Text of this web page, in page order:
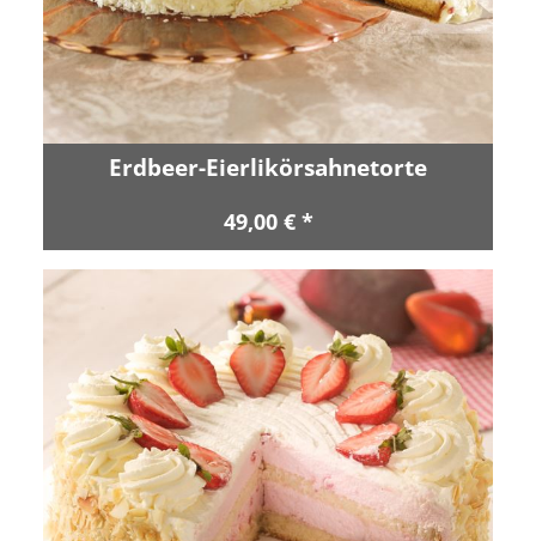
Erdbeer-Eierlikörsahnetorte
49,00 € *